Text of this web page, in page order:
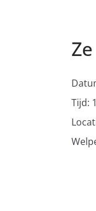
Tijd: